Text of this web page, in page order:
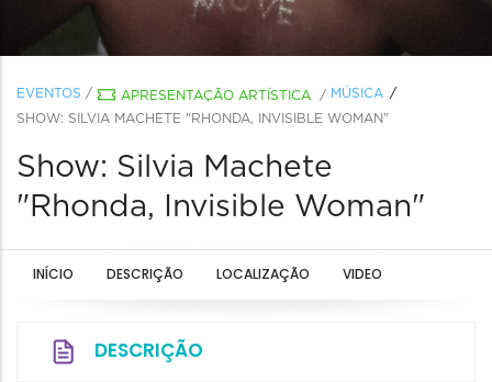
EVENTOS / APRESENTAÇÃO ARTÍSTICA / MÚSICA
SHOW: SILVIA MACHETE "RHONDA, INVISIBLE WOMAN"
Show: Silvia Machete
"Rhonda, Invisible Woman"
INÍCIO DESCRIÇÃO LOCALIZAÇÃO VIDEO
DESCRIÇÃO